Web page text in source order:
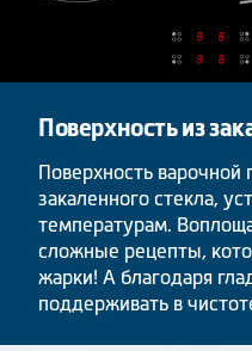
Поверхность из
Поверхность варочной
закаленного стекла,
температурам.
сложные рецепты,
жарки! А благодаря
поддерживать в